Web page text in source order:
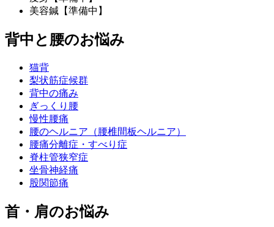
美容鍼【準備中】
背中と腰のお悩み
猫背
梨状筋症候群
背中の痛み
ぎっくり腰
慢性腰痛
腰のヘルニア（腰椎間板ヘルニア）
腰痛分離症・すべり症
脊柱管狭窄症
坐骨神経痛
股関節痛
首・肩のお悩み